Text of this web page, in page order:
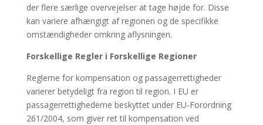
der flere særlige overvejelser at tage højde for. Disse
kan variere afhængigt af regionen og de specifikke
omstændigheder omkring aflysningen.
Forskellige Regler i Forskellige Regioner
Reglerne for kompensation og passagerrettigheder
varierer betydeligt fra region til region. I EU er
passagerrettighederne beskyttet under EU-Forordning
261/2004, som giver ret til kompensation ved